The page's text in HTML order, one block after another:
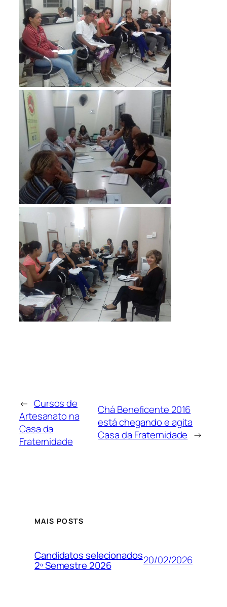
← Cursos de
Artesanato na
Casa da
Fraternidade
Chá Beneficente 2016
está chegando e agita
Casa da Fraternidade →
MAIS POSTS
Candidatos selecionados
2º Semestre 2026 20/02/2026